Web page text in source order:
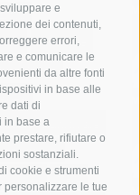
e
dei contenuti,
errori,
e comunicare le
da altre fonti
in base alle
dati di
in base a
prestare, rifiutare o
sostanziali.
cookie e strumenti
personalizzare le tue
incidente
lubrense
municipale
treni